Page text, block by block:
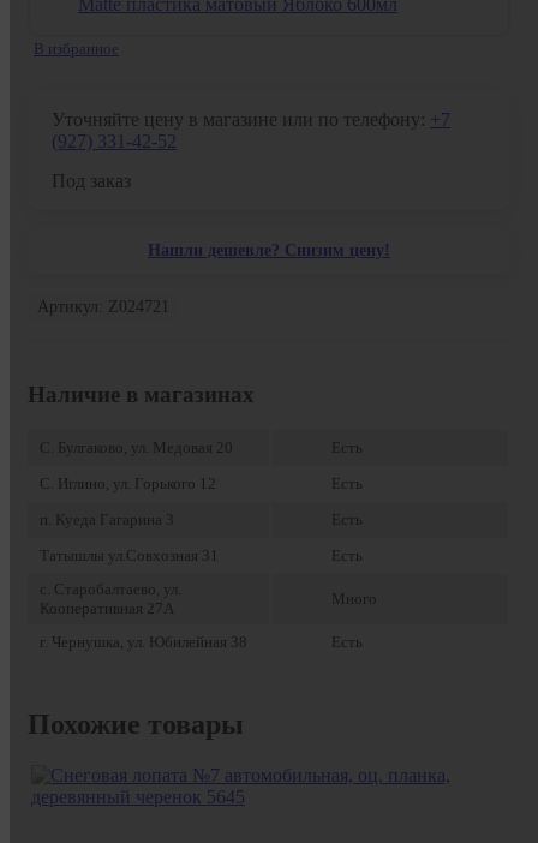
В избранное
Уточняйте цену в магазине или по телефону: +7
(927) 331-42-52
Под заказ
Нашли дешевле? Снизим цену!
Артикул: Z024721
Наличие в магазинах
С. Булгаково, ул. Медовая 20
Есть
С. Иглино, ул. Горького 12
Есть
п. Куеда Гагарина 3
Есть
Татышлы ул.Совхозная 31
Есть
с. Старобалтаево, ул.
Кооперативная 27А
Много
г. Чернушка, ул. Юбилейная 38 Есть
Похожие товары